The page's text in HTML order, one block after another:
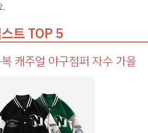
.
트 TOP 5
캐주얼 야구점퍼 자수 가을